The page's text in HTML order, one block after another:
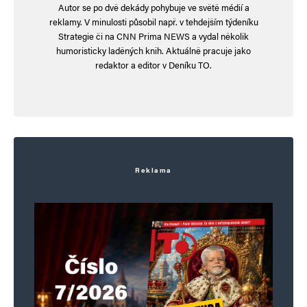
inkluzívních fanatiků a další šílenství v intencích
bruselské politické korektnosti), což završují
eurohujerským egocentrickým fanatismem, ve
uršulovsko-eurohujerský systém, který velmi
spolehlivě maximalizuje potenciál
feminizovaným vedením EU. A jako třešničku na
dortu uršulovsko-eurohujerského entuziasmu si
EU naordinovala proces postupné islamizace
států EU. Malým nezbedníkům se stále víc
nebude zajídat ženské učitelské poučování.
Autor se po dvě dekády pohybuje ve světě médií a
reklamy. V minulosti působil např. v tehdejším týdeníku
Strategie či na CNN Prima NEWS a vydal několik
humoristicky laděných knih. Aktuálně pracuje jako
redaktor a editor v Deníku TO.
Reklama